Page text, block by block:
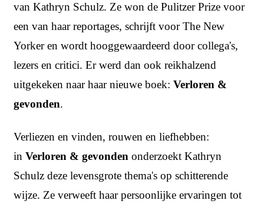
van Kathryn Schulz. Ze won de Pulitzer Prize voor
een van haar reportages, schrijft voor The New
Yorker en wordt hooggewaardeerd door collega's,
lezers en critici. Er werd dan ook reikhalzend
uitgekeken naar haar nieuwe boek: Verloren &
gevonden.
Verliezen en vinden, rouwen en liefhebben:
in Verloren & gevonden onderzoekt Kathryn
Schulz deze levensgrote thema's op schitterende
wijze. Ze verweeft haar persoonlijke ervaringen tot